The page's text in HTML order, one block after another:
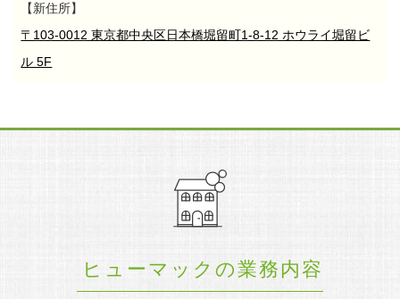
【新住所】
〒103-0012 東京都中央区日本橋堀留町1-8-12 ホウライ堀留ビ
ル 5F
ヒューマックの業務内容